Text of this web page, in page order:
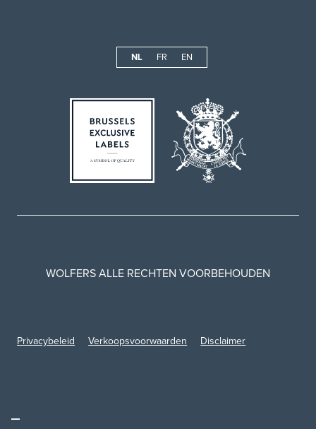
NL FR EN
WOLFERS ALLE RECHTEN VOORBEHOUDEN
Privacybeleid Verkoopsvoorwaarden Disclaimer